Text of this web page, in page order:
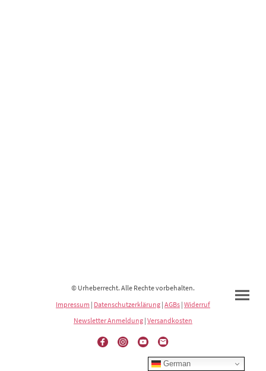
© Urheberrecht. Alle Rechte vorbehalten.
Impressum | Datenschutzerklärung | AGBs | Widerruf
Newsletter Anmeldung | Versandkosten
German